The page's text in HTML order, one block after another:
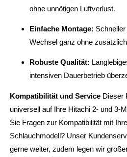
ohne unnötigen Luftverlust.
Einfache Montage:
Wechsel ganz ohne
Robuste Qualität:
intensiven Dauerbetrieb
Kompatibilität und Service Dieser
universell auf Ihre Hitachi 2- und 3-
Sie Fragen zur Kompatibilität mit
Schlauchmodell? Unser
gerne weiter, zudem legen wir